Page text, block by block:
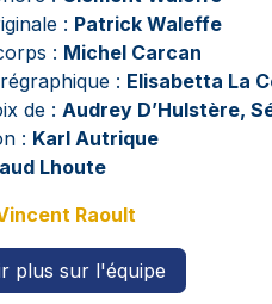
: Patrick Waleffe
: Michel Carcan
: Elisabetta La
de : Audrey D’Hulstère,
: Karl Autrique
Lhoute
Raoult
plus sur l'équipe